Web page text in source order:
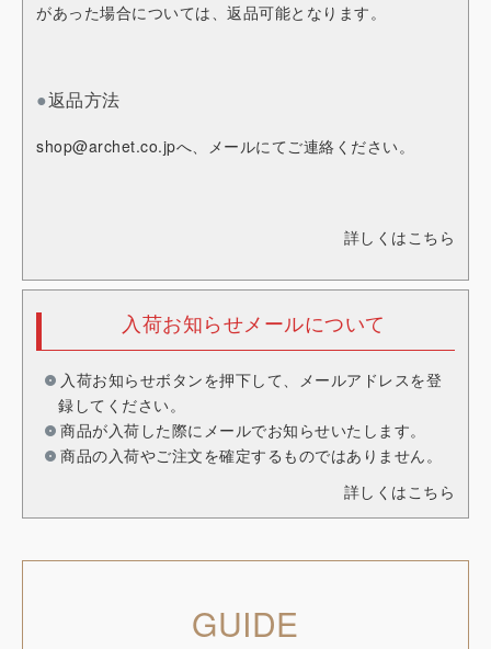
があった場合については、返品可能となります。
●返品方法
shop@archet.co.jpへ、メールにてご連絡ください。
詳しくはこちら
入荷お知らせメールについて
入荷お知らせボタンを押下して、メールアドレスを登
録してください。
商品が入荷した際にメールでお知らせいたします。
商品の入荷やご注文を確定するものではありません。
詳しくはこちら
GUIDE